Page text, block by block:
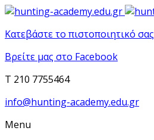
Κατεβάστε το πιστοποιητικό σας
Βρείτε μας στο Facebook
T 210 7755464
info@hunting-academy.edu.gr
Menu